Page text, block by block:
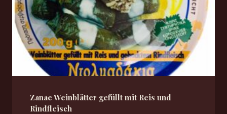
Zanae Weinblätter gefüllt mit Reis und
Rindfleisch